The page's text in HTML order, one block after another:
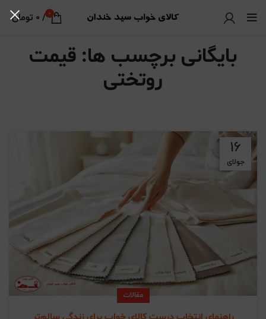
0
/
0 تومان
بایگانی برچسب ها: قیمت
روتختی
16
جولای
مقالات